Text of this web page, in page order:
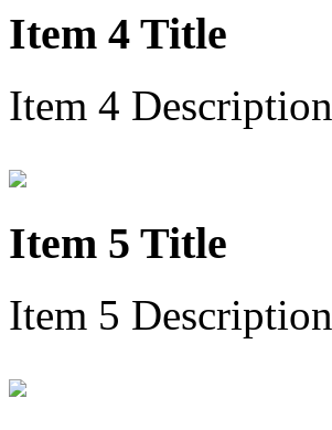
Item 4 Title
Item 4 Description
Item 5 Title
Item 5 Description